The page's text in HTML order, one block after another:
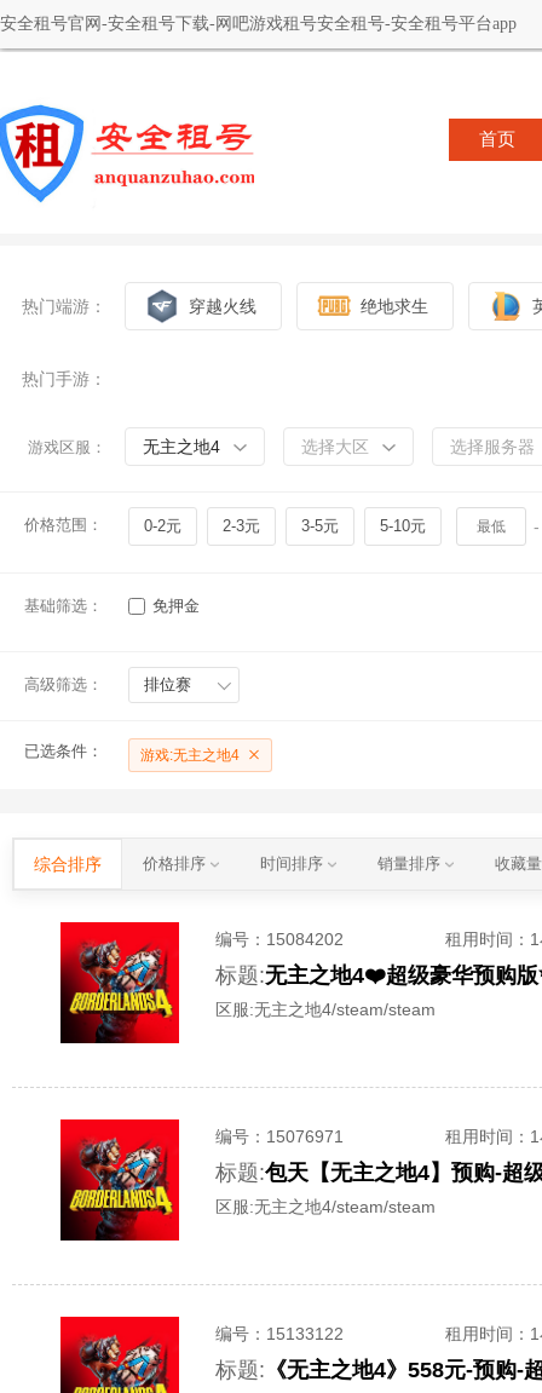
安全租号官网-安全租号下载-网吧游戏租号安全租号-安全租号平台app
首页
热门端游： 穿越火线 绝地求生
热门手游：
游戏区服： 无主之地4 选择大区 选择服务器
价格范围： 0-2元 2-3元 3-5元 5-10元 -
基础筛选： 免押金
高级筛选： 排位赛
已选条件： 游戏:无主之地4
综合排序 价格排序 时间排序 销量排序 收藏
编号： 15084202 租用时间 ：
标题:无主之地4❤️超级豪华预购版
区服:无主之地4/steam/steam
编号： 15076971 租用时间 ：
标题:
区服:无主之地4/steam/steam
编号： 15133122 租用时间 ：
标题: